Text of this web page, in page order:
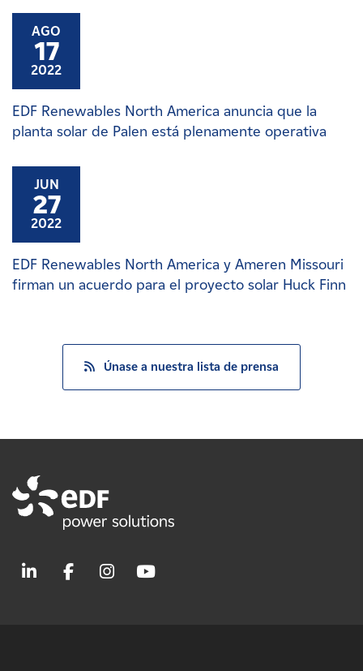
AGO
17
2022
EDF Renewables North America anuncia que la
planta solar de Palen está plenamente operativa
JUN
27
2022
EDF Renewables North America y Ameren Missouri
firman un acuerdo para el proyecto solar Huck Finn
Únase a nuestra lista de prensa